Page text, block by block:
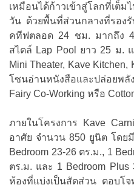
เหมือนได้ก้าวเข้าสู่โลกที่เต็
วัน ด้วยพื้นที่ส่วนกลางที่รอง
คทีฟตลอด 24 ชม. มากถึง
สไตล์ Lap Pool ยาว 25 ม.
Mini Theater, Kave Kitchen,
โซนอ่านหนังสือและปล่อยพลั
Fairy Co-Working หรือ
ภายในโครงการ Kave
อาศัย จำนวน 850 ยูนิต โดย
Bedroom 23-26 ตร.ม., 1
ตร.ม. และ 1 Bedroom
ห้องที่แบ่งเป็นสัดส่วน ตอบโ